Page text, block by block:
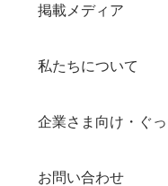
掲載メディア
私たちについて
企業さま向け・ぐ
お問い合わせ